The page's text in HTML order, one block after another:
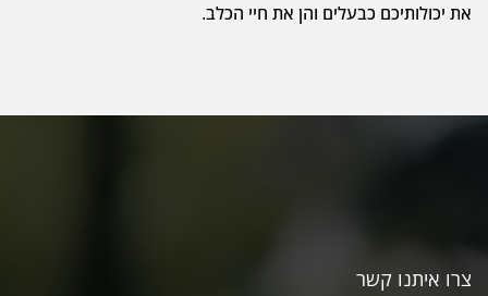
את יכולותיכם כבעלים והן את חיי הכלב.
צרו איתנו קשר